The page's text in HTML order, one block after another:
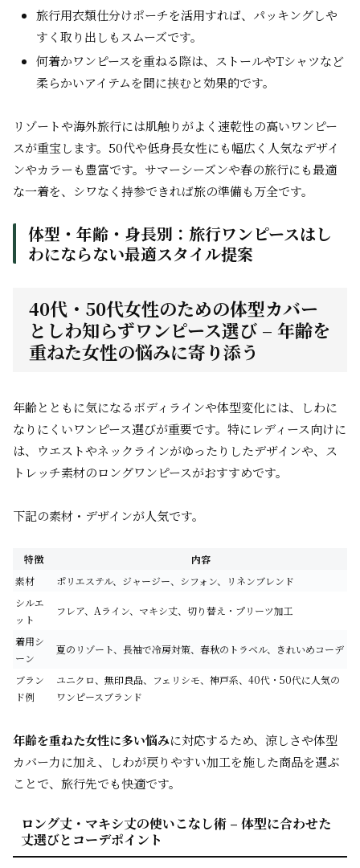
旅行用衣類仕分けポーチを活用すれば、パッキングしや
すく取り出しもスムーズです。
何着かワンピースを重ねる際は、ストールやTシャツなど
柔らかいアイテムを間に挟むと効果的です。
リゾートや海外旅行には肌触りがよく速乾性の高いワンピー
スが重宝します。50代や低身長女性にも幅広く人気なデザイ
ンやカラーも豊富です。サマーシーズンや春の旅行にも最適
な一着を、シワなく持参できれば旅の準備も万全です。
体型・年齢・身長別：旅行ワンピースはし
わにならない最適スタイル提案
40代・50代女性のための体型カバー
としわ知らずワンピース選び – 年齢を
重ねた女性の悩みに寄り添う
年齢とともに気になるボディラインや体型変化には、しわに
なりにくいワンピース選びが重要です。特にレディース向けに
は、ウエストやネックラインがゆったりしたデザインや、ス
トレッチ素材のロングワンピースがおすすめです。
下記の素材・デザインが人気です。
特徴
内容
素材
ポリエステル、ジャージー、シフォン、リネンブレンド
シルエ
ット
フレア、Aライン、マキシ丈、切り替え・プリーツ加工
着用シ
ーン
夏のリゾート、長袖で冷房対策、春秋のトラベル、きれいめコーデ
ブラン
ド例
ユニクロ、無印良品、フェリシモ、神戸系、40代・50代に人気の
ワンピースブランド
年齢を重ねた女性に多い悩みに対応するため、涼しさや体型
カバー力に加え、しわが戻りやすい加工を施した商品を選ぶ
ことで、旅行先でも快適です。
ロング丈・マキシ丈の使いこなし術 – 体型に合わせた
丈選びとコーデポイント